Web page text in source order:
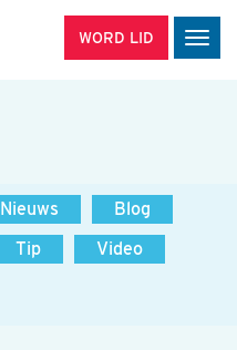
WORD LID
Nieuws
Blog
Tip
Video